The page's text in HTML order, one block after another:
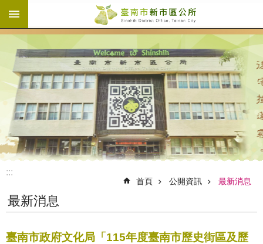
跳到主要內容區塊
:::
首頁 公開資訊 最新消息
最新消息
臺南市政府文化局「115年度臺南市歷史街區及歷